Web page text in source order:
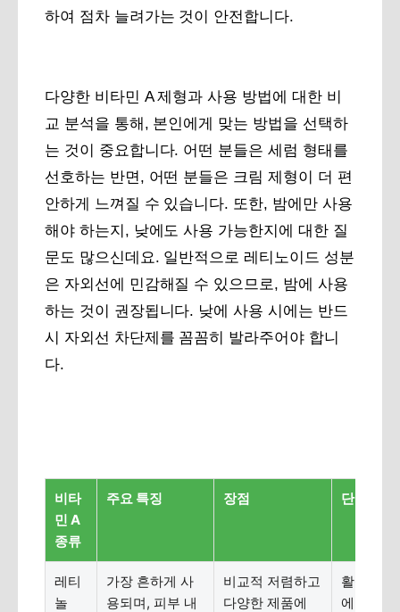
하여 점차 늘려가는 것이 안전합니다.
다양한 비타민 A 제형과 사용 방법에 대한 비
교 분석을 통해, 본인에게 맞는 방법을 선택하
는 것이 중요합니다. 어떤 분들은 세럼 형태를
선호하는 반면, 어떤 분들은 크림 제형이 더 편
안하게 느껴질 수 있습니다. 또한, 밤에만 사용
해야 하는지, 낮에도 사용 가능한지에 대한 질
문도 많으신데요. 일반적으로 레티노이드 성분
은 자외선에 민감해질 수 있으므로, 밤에 사용
하는 것이 권장됩니다. 낮에 사용 시에는 반드
시 자외선 차단제를 꼼꼼히 발라주어야 합니
다.
비타
민 A
종류
주요 특징 장점 단점
레티
놀
가장 흔하게 사
용되며, 피부 내
비교적 저렴하고
다양한 제품에
활성 전
에 효과